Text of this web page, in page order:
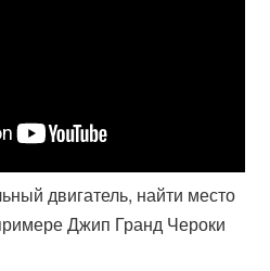
двигатель, найти место
Джип Гранд Чероки